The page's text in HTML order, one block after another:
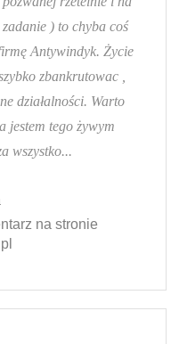
) to chyba coś
Antywindyk. Życie
zbankrutowac ,
działalności. Warto
jestem tego żywym
wszystko...
na stronie